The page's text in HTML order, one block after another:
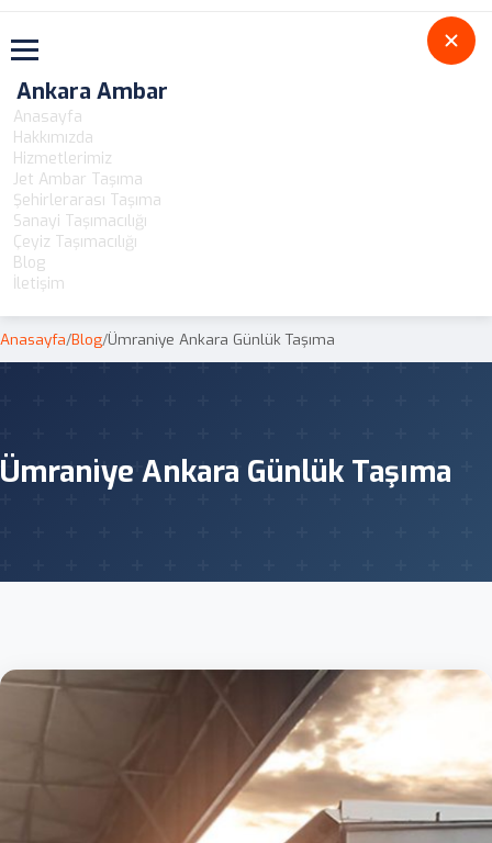
Toggle navigation
Ankara Ambar
Anasayfa
Hakkımızda
Hizmetlerimiz
Jet Ambar Taşıma
Şehirlerarası Taşıma
Sanayi Taşımacılığı
Çeyiz Taşımacılığı
Blog
İletişim
Anasayfa/Blog/Ümraniye Ankara Günlük Taşıma
Ümraniye Ankara Günlük Taşıma